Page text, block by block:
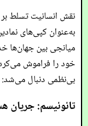
نقش انسانیت تسلط
به‌عنوان کپی‌های
میانجی بین جهان‌ها
خود را فراموش
بی‌نظمی دنبال
تائوئیسم: جریان